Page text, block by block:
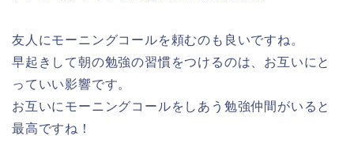
友人にモーニングコールを頼むのも良いですね。
早起きして朝の勉強の習慣をつけるのは、お互いにと
っていい影響です。
お互いにモーニングコールをしあう勉強仲間がいると
最高ですね！